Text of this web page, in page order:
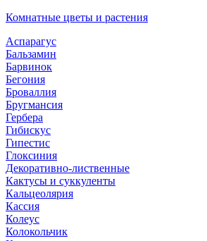
Комнатные цветы и растения
Аспарагус
Бальзамин
Барвинок
Бегония
Броваллия
Бругмансия
Гербера
Гибискус
Гипестис
Глоксиния
Декоративно-лиственные
Кактусы и суккуленты
Кальцеолярия
Кассия
Колеус
Колокольчик